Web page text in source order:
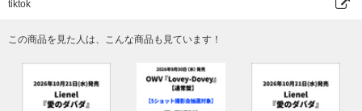
■主催者が指定する顔写真付きの身分証明書
様の『顔写真付きの指定身分証明書』の原本(写真・コピー・有効期限切れ
のものは不可)を【1】～【6】の中から1点ご持参ください。
いかなる理由でも下記記載以外の身分証は無効となりますので、ご注意くだ
tiktok
この商品を見た人は、こんな商品も見ています！